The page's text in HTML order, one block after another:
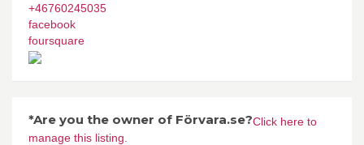
+46760245035
facebook
foursquare
*Are you the owner of Förvara.se?Click here to
manage this listing.